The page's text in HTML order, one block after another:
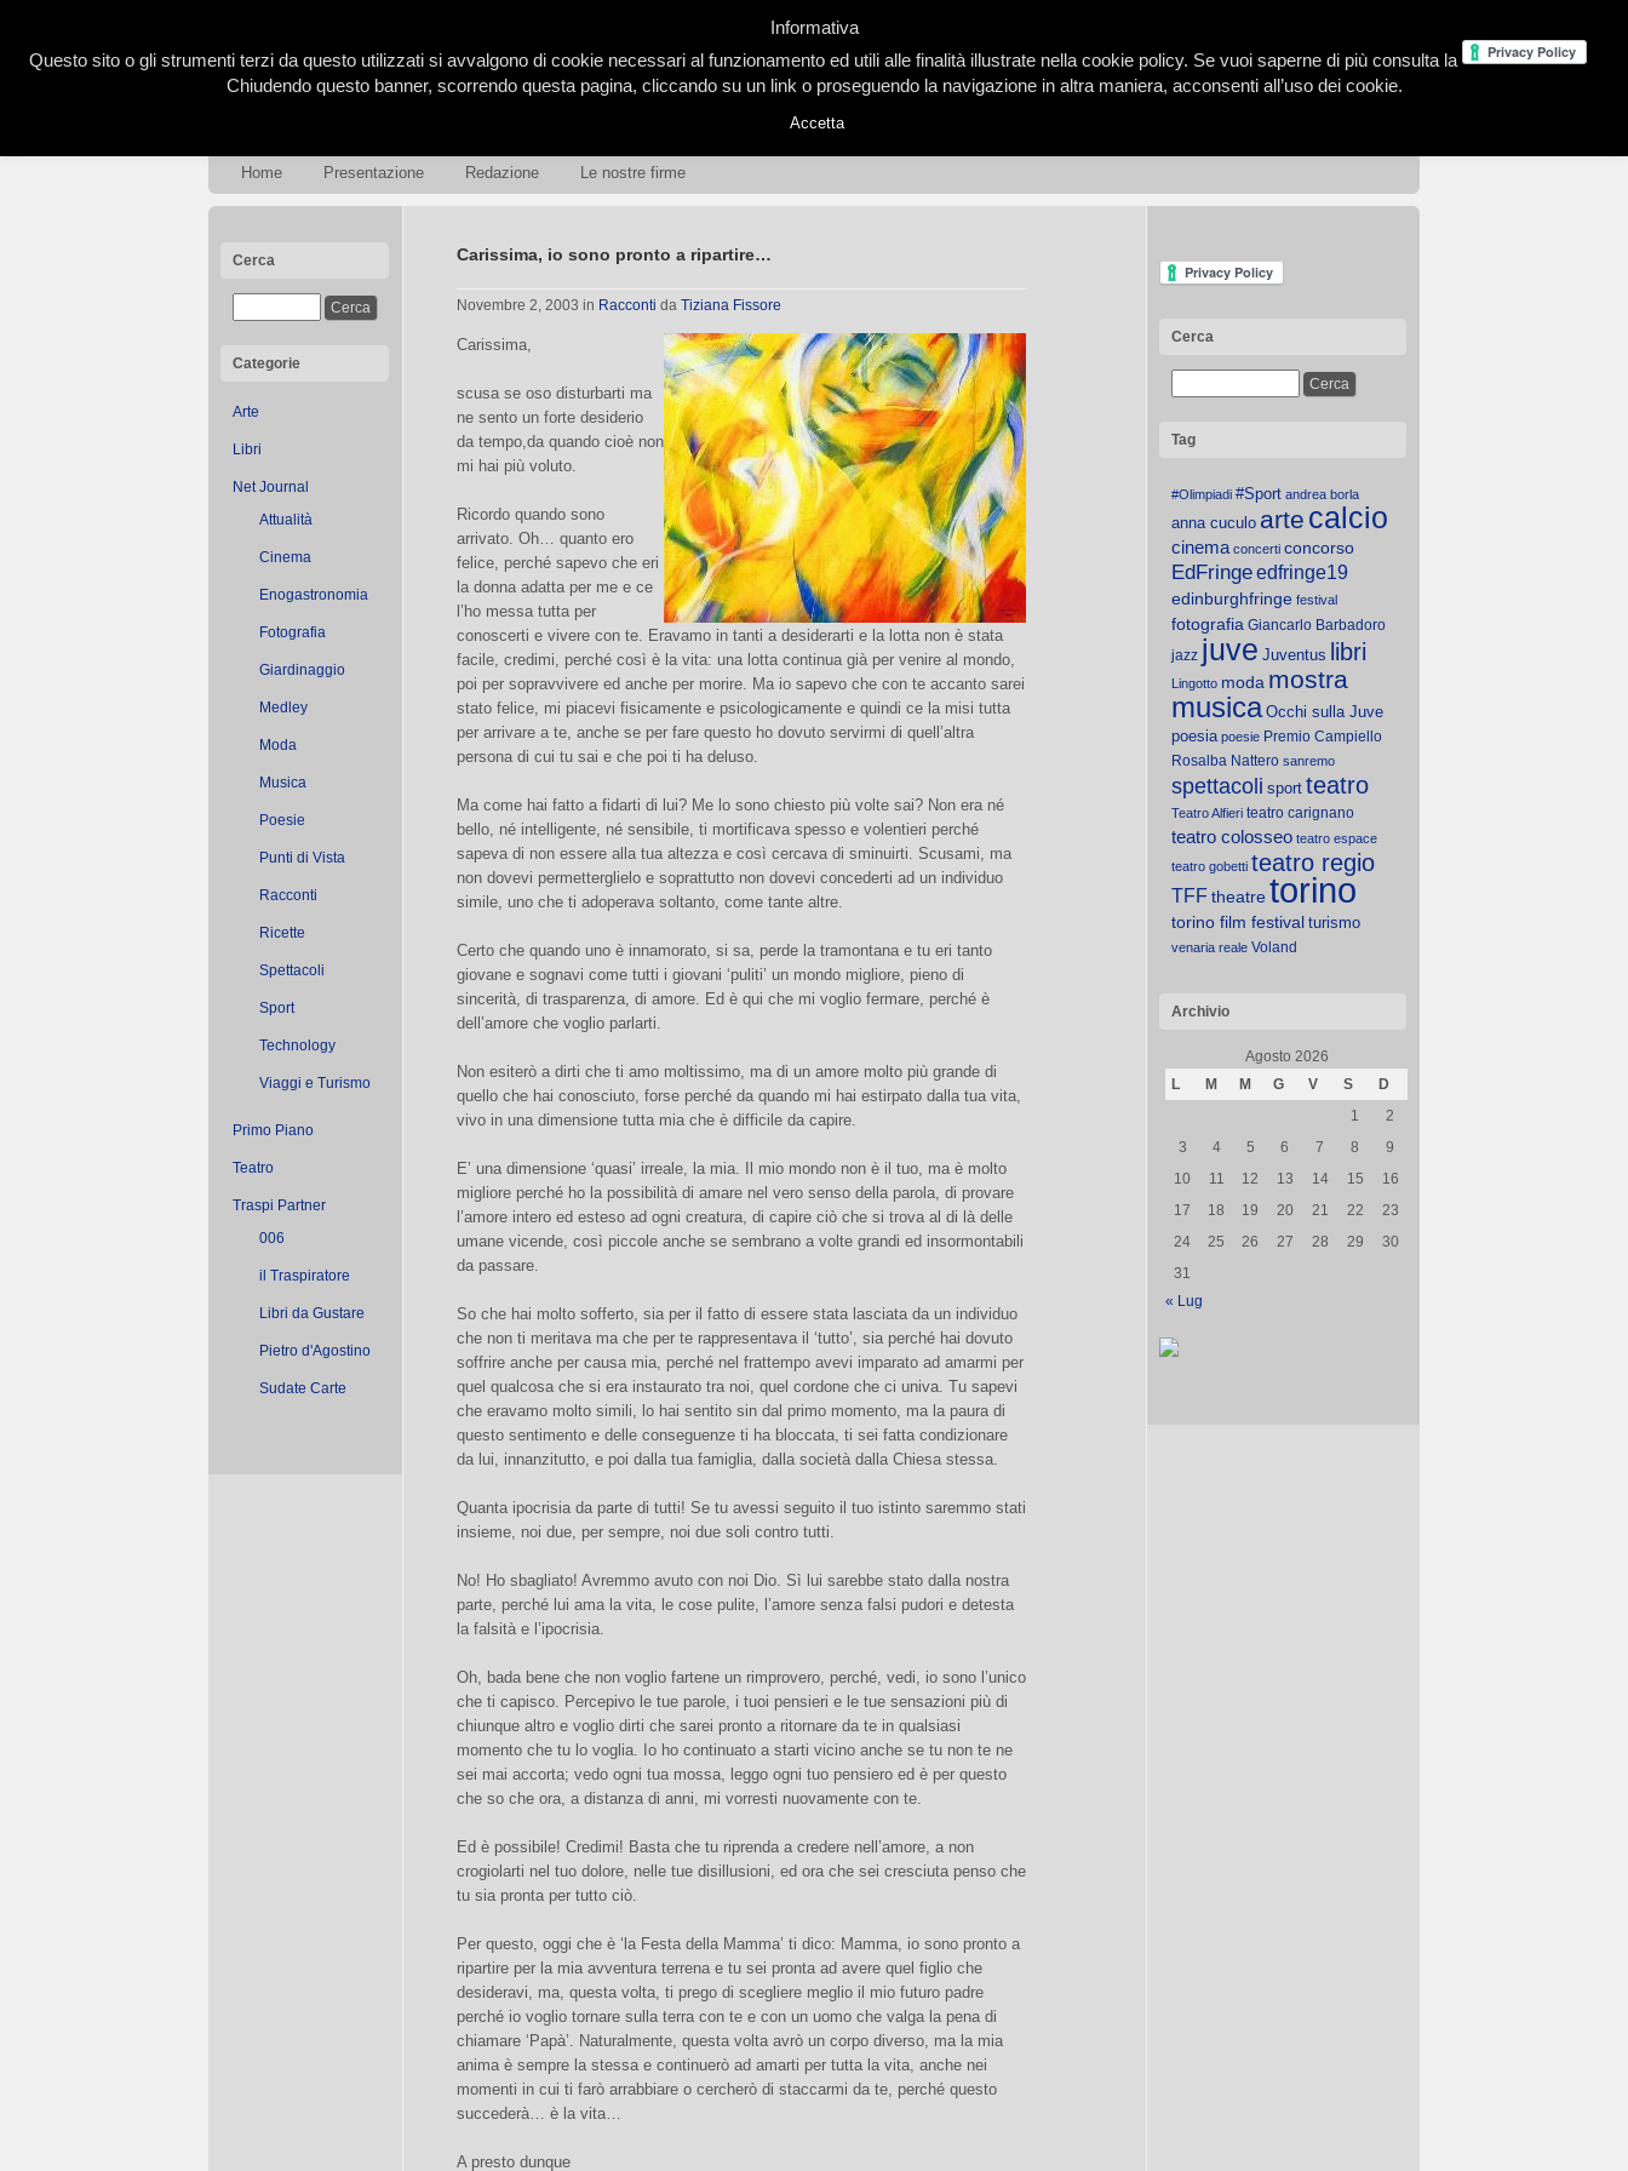
Home Presentazione Redazione Le nostre firme
Cerca
Categorie
Arte
Libri
Net Journal
Attualità
Cinema
Enogastronomia
Fotografia
Giardinaggio
Medley
Moda
Musica
Poesie
Punti di Vista
Racconti
Ricette
Spettacoli
Sport
Technology
Viaggi e Turismo
Primo Piano
Teatro
Traspi Partner
006
il Traspiratore
Libri da Gustare
Pietro d'Agostino
Sudate Carte
Carissima, io sono pronto a ripartire…
Novembre 2, 2003 in Racconti da Tiziana Fissore
Carissima,
scusa se oso disturbarti ma
ne sento un forte desiderio
da tempo,da quando cioè non
mi hai più voluto.
Ricordo quando sono
arrivato. Oh… quanto ero
felice, perché sapevo che eri
la donna adatta per me e ce
l’ho messa tutta per
conoscerti e vivere con te. Eravamo in tanti a desiderarti e la lotta non è stata
facile, credimi, perché così è la vita: una lotta continua già per venire al mondo,
poi per sopravvivere ed anche per morire. Ma io sapevo che con te accanto sarei
stato felice, mi piacevi fisicamente e psicologicamente e quindi ce la misi tutta
per arrivare a te, anche se per fare questo ho dovuto servirmi di quell’altra
persona di cui tu sai e che poi ti ha deluso.
Ma come hai fatto a fidarti di lui? Me lo sono chiesto più volte sai? Non era né
bello, né intelligente, né sensibile, ti mortificava spesso e volentieri perché
sapeva di non essere alla tua altezza e così cercava di sminuirti. Scusami, ma
non dovevi permetterglielo e soprattutto non dovevi concederti ad un individuo
simile, uno che ti adoperava soltanto, come tante altre.
Certo che quando uno è innamorato, si sa, perde la tramontana e tu eri tanto
giovane e sognavi come tutti i giovani ‘puliti’ un mondo migliore, pieno di
sincerità, di trasparenza, di amore. Ed è qui che mi voglio fermare, perché è
dell’amore che voglio parlarti.
Non esiterò a dirti che ti amo moltissimo, ma di un amore molto più grande di
quello che hai conosciuto, forse perché da quando mi hai estirpato dalla tua vita,
vivo in una dimensione tutta mia che è difficile da capire.
E’ una dimensione ‘quasi’ irreale, la mia. Il mio mondo non è il tuo, ma è molto
migliore perché ho la possibilità di amare nel vero senso della parola, di provare
l’amore intero ed esteso ad ogni creatura, di capire ciò che si trova al di là delle
umane vicende, così piccole anche se sembrano a volte grandi ed insormontabili
da passare.
So che hai molto sofferto, sia per il fatto di essere stata lasciata da un individuo
che non ti meritava ma che per te rappresentava il ‘tutto’, sia perché hai dovuto
soffrire anche per causa mia, perché nel frattempo avevi imparato ad amarmi per
quel qualcosa che si era instaurato tra noi, quel cordone che ci univa. Tu sapevi
che eravamo molto simili, lo hai sentito sin dal primo momento, ma la paura di
questo sentimento e delle conseguenze ti ha bloccata, ti sei fatta condizionare
da lui, innanzitutto, e poi dalla tua famiglia, dalla società dalla Chiesa stessa.
Quanta ipocrisia da parte di tutti! Se tu avessi seguito il tuo istinto saremmo stati
insieme, noi due, per sempre, noi due soli contro tutti.
No! Ho sbagliato! Avremmo avuto con noi Dio. Sì lui sarebbe stato dalla nostra
parte, perché lui ama la vita, le cose pulite, l’amore senza falsi pudori e detesta
la falsità e l’ipocrisia.
Oh, bada bene che non voglio fartene un rimprovero, perché, vedi, io sono l’unico
che ti capisco. Percepivo le tue parole, i tuoi pensieri e le tue sensazioni più di
chiunque altro e voglio dirti che sarei pronto a ritornare da te in qualsiasi
momento che tu lo voglia. Io ho continuato a starti vicino anche se tu non te ne
sei mai accorta; vedo ogni tua mossa, leggo ogni tuo pensiero ed è per questo
che so che ora, a distanza di anni, mi vorresti nuovamente con te.
Ed è possibile! Credimi! Basta che tu riprenda a credere nell’amore, a non
crogiolarti nel tuo dolore, nelle tue disillusioni, ed ora che sei cresciuta penso che
tu sia pronta per tutto ciò.
Per questo, oggi che è ‘la Festa della Mamma’ ti dico: Mamma, io sono pronto a
ripartire per la mia avventura terrena e tu sei pronta ad avere quel figlio che
desideravi, ma, questa volta, ti prego di scegliere meglio il mio futuro padre
perché io voglio tornare sulla terra con te e con un uomo che valga la pena di
chiamare ‘Papà’. Naturalmente, questa volta avrò un corpo diverso, ma la mia
anima è sempre la stessa e continuerò ad amarti per tutta la vita, anche nei
momenti in cui ti farò arrabbiare o cercherò di staccarmi da te, perché questo
succederà… è la vita…
A presto dunque
Cerca
Tag
#Olimpiadi #Sport andrea borla
anna cuculo arte calcio
cinema concerti concorso
EdFringeedfringe19
edinburghfringe festival
fotografia Giancarlo Barbadoro
jazz juve Juventus libri
Lingotto moda mostra
musica Occhi sulla Juve
poesia poesie Premio Campiello
Rosalba Nattero sanremo
spettacoli sport teatro
Teatro Alfieri teatro carignano
teatro colosseo teatro espace
teatro gobetti teatro regio
TFFtheatretorino
torino film festival turismo
venaria reale Voland
Archivio
Agosto 2026
L
M M G V S
D
1
2
3
4 5 6 7 8
9
10
11 12 13 14 15
16
17
18 19 20 21 22
23
24
25 26 27 28 29
30
31
« Lug
Informativa
Questo sito o gli strumenti terzi da questo utilizzati si avvalgono di cookie necessari al funzionamento ed utili alle finalità illustrate nella cookie policy. Se vuoi saperne di più consulta la
Chiudendo questo banner, scorrendo questa pagina, cliccando su un link o proseguendo la navigazione in altra maniera, acconsenti all’uso dei cookie.
Accetta